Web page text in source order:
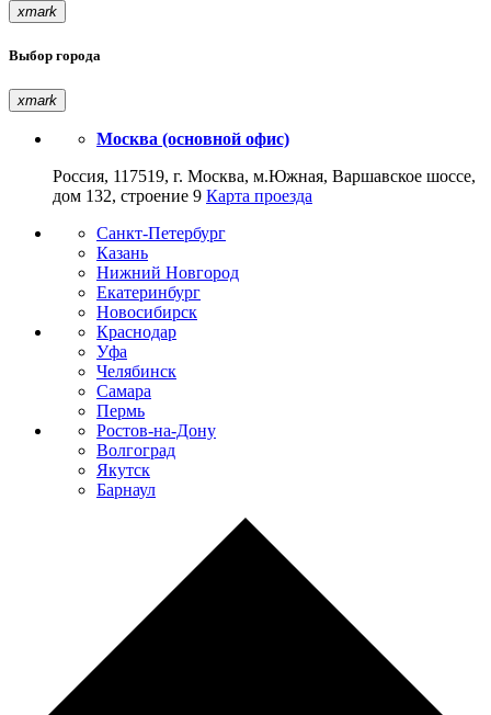
xmark
Выбор города
xmark
Москва (основной офис)
Россия, 117519, г. Москва, м.Южная, Варшавское шоссе,
дом 132, строение 9 Карта проезда
Санкт-Петербург
Казань
Нижний Новгород
Екатеринбург
Новосибирск
Краснодар
Уфа
Челябинск
Самара
Пермь
Ростов-на-Дону
Волгоград
Якутск
Барнаул